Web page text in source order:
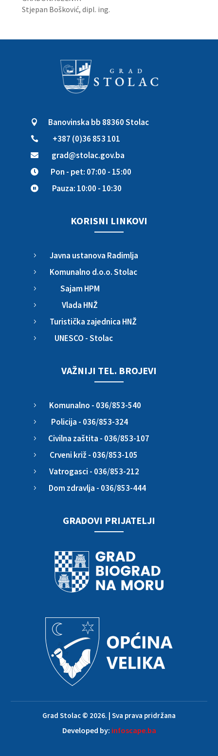
Stjepan Bošković, dipl. ing.
 Banovinska bb 88360 Stolac
 +387 (0)36 853 101
 grad@stolac.gov.ba
 Pon - pet: 07:00 - 15:00
 Pauza: 10:00 - 10:30
KORISNI LINKOVI
5 Javna ustanova Radimlja
5 Komunalno d.o.o. Stolac
5 Sajam HPM
5 Vlada HNŽ
5 Turistička zajednica HNŽ
5 UNESCO - Stolac
VAŽNIJI TEL. BROJEVI
5 Komunalno - 036/853-540
5 Policija - 036/853-324
5 Civilna zaštita - 036/853-107
5 Crveni križ - 036/853-105
5 Vatrogasci - 036/853-212
5 Dom zdravlja - 036/853-444
GRADOVI PRIJATELJI
Grad Stolac © 2026. | Sva prava pridržana
Developed by: infoscape.ba